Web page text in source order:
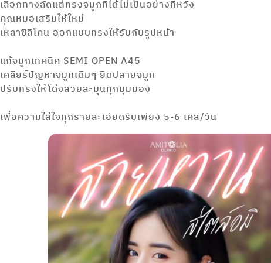
เลือกทางลัดแต่ทรงจมูกที่ได้ไม่เป็นอย่างที่หวัง
คุณหมอเสริมให้ใหม่
เหลาซิลิโคน ออกแบบทรงให้รับกับรูปหน้า
แก้จมูกเทคนิค SEMI OPEN A45
เคลียร์ปัญหาจมูกเดิมๆ ยืดปลายจมูก
ปรับทรงให้โด่งสวยละมุนทุกมุมมอง
เพื่อความใส่ใจทุกรายละเอียดรับเพียง 5-6 เคส/วัน